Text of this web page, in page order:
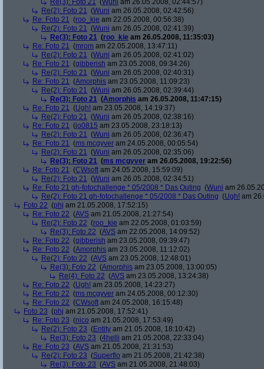
Re(3): Foto 21 (Wuni am 26.05.2008, 02:44:57)
Re(2): Foto 21 (Wuni am 26.05.2008, 02:42:56)
Re: Foto 21 (roo_kie am 22.05.2008, 00:56:38)
Re(2): Foto 21 (Wuni am 26.05.2008, 02:41:39)
Re(3): Foto 21 (roo_kie am 26.05.2008, 11:35:03)
Re: Foto 21 (mrom am 22.05.2008, 13:47:11)
Re(2): Foto 21 (Wuni am 26.05.2008, 02:41:02)
Re: Foto 21 (gibberish am 23.05.2008, 09:34:26)
Re(2): Foto 21 (Wuni am 26.05.2008, 02:40:31)
Re: Foto 21 (Amorphis am 23.05.2008, 11:09:23)
Re(2): Foto 21 (Wuni am 26.05.2008, 02:39:44)
Re(3): Foto 21 (Amorphis am 26.05.2008, 11:47:15)
Re: Foto 21 (Ugh! am 23.05.2008, 14:19:37)
Re(2): Foto 21 (Wuni am 26.05.2008, 02:38:16)
Re: Foto 21 (jo0815 am 23.05.2008, 23:18:13)
Re(2): Foto 21 (Wuni am 26.05.2008, 02:36:47)
Re: Foto 21 (ms mcgyver am 24.05.2008, 00:05:54)
Re(2): Foto 21 (Wuni am 26.05.2008, 02:35:06)
Re(3): Foto 21 (ms mcgyver am 26.05.2008, 19:22:56)
Re: Foto 21 (CWsoft am 24.05.2008, 15:59:09)
Re(2): Foto 21 (Wuni am 26.05.2008, 02:34:51)
Re: Foto 21 gh-fotochallenge * 05/2008 * Das Outing (Wuni am
Re(2): Foto 21 gh-fotochallenge * 05/2008 * Das Outing (Ugh! am
Foto 22 (phj am 21.05.2008, 17:52:15)
Re: Foto 22 (AVS am 21.05.2008, 21:27:54)
Re(2): Foto 22 (roo_kie am 22.05.2008, 01:03:59)
Re(3): Foto 22 (AVS am 22.05.2008, 14:09:52)
Re: Foto 22 (gibberish am 23.05.2008, 09:39:47)
Re: Foto 22 (Amorphis am 23.05.2008, 11:12:02)
Re(2): Foto 22 (AVS am 23.05.2008, 12:48:01)
Re(3): Foto 22 (Amorphis am 23.05.2008, 13:00:05)
Re(4): Foto 22 (AVS am 23.05.2008, 13:24:38)
Re: Foto 22 (Ugh! am 23.05.2008, 14:23:27)
Re: Foto 22 (ms mcgyver am 24.05.2008, 00:12:30)
Re: Foto 22 (CWsoft am 24.05.2008, 16:15:48)
Foto 23 (phj am 21.05.2008, 17:52:41)
Re: Foto 23 (nico am 21.05.2008, 17:53:49)
Re(2): Foto 23 (Entity am 21.05.2008, 18:10:42)
Re(3): Foto 23 (4helli am 21.05.2008, 22:33:04)
Re: Foto 23 (AVS am 21.05.2008, 21:31:53)
Re(2): Foto 23 (Superflo am 21.05.2008, 21:42:38)
Re(3): Foto 23 (AVS am 21.05.2008, 21:48:03)